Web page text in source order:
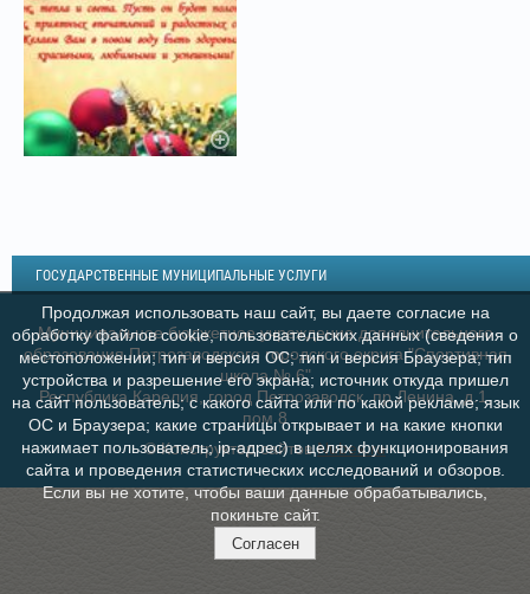
ГОСУДАРСТВЕННЫЕ МУНИЦИПАЛЬНЫЕ УСЛУГИ
Муниципальное бюджетное учреждение дополнительного
образования Петрозаводского городского округа "Спортивная
школа № 6"
Республика Карелия, город Петрозаводск, пр.Ленина, д.1,
пом.8
© Конструктор сайтовNubex.ru
Продолжая использовать наш сайт, вы даете согласие на
обработку файлов cookie, пользовательских данных (сведения о
местоположении; тип и версия ОС; тип и версия Браузера; тип
устройства и разрешение его экрана; источник откуда пришел
на сайт пользователь; с какого сайта или по какой рекламе; язык
ОС и Браузера; какие страницы открывает и на какие кнопки
нажимает пользователь; ip-адрес) в целях функционирования
сайта и проведения статистических исследований и обзоров.
Если вы не хотите, чтобы ваши данные обрабатывались,
покиньте сайт.
Согласен